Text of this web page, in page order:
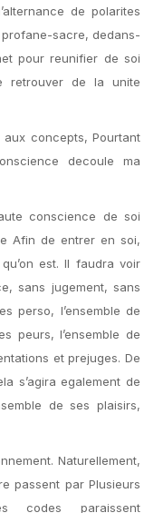
de polarites
sacre, dedans-
pour reunifier de soi
retrouver de la unite
concepts, Pourtant
decoule ma
conscience de soi
Afin de entrer en soi,
est. Il faudra voir
sans jugement, sans
perso, l’ensemble de
peurs, l’ensemble de
et prejuges. De
s’agira egalement de
de ses plaisirs,
Naturellement,
passent par Plusieurs
codes paraissent